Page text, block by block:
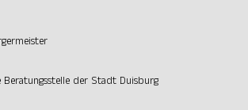
Beratungsstelle der Stadt Duisburg